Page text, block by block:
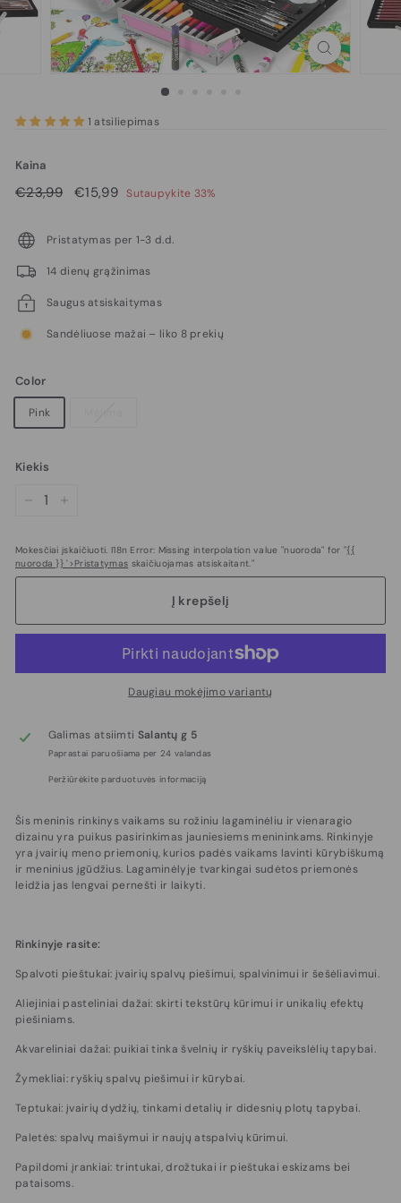
1 atsiliepimas
Kaina
Reguliari
€23,99€23,99
Pardavimo
€15,99 €15,99
Sutaupykite 33%
Pristatymas per 1-3 d.d.
14 dienų grąžinimas
Saugus atsiskaitymas
Sandėliuose mažai – liko 8 prekių
Color
Pink
Kiekis
Mokesčiai įskaičiuoti. I18n Error: Missing interpolation value "nuoroda" for "{{
nuoroda }} '>Pristatymas skaičiuojamas atsiskaitant."
Į krepšelį
Daugiau mokėjimo variantų
Galimas atsiimti Salantų g 5
Paprastai paruošiama per 24 valandas
Peržiūrėkite parduotuvės informaciją
Šis meninis rinkinys vaikams su rožiniu lagaminėliu ir vienaragio
dizainu yra puikus pasirinkimas jauniesiems menininkams. Rinkinyje
yra įvairių meno priemonių, kurios padės vaikams lavinti kūrybiškumą
ir meninius įgūdžius. Lagaminėlyje tvarkingai sudėtos priemonės
leidžia jas lengvai pernešti ir laikyti.
Rinkinyje rasite:
Spalvoti pieštukai: įvairių spalvų piešimui, spalvinimui ir šešėliavimui.
Aliejiniai pasteliniai dažai: skirti tekstūrų kūrimui ir unikalių efektų
piešiniams.
Akvareliniai dažai: puikiai tinka švelnių ir ryškių paveikslėlių tapybai.
Žymekliai: ryškių spalvų piešimui ir kūrybai.
Teptukai: įvairių dydžių, tinkami detalių ir didesnių plotų tapybai.
Paletės: spalvų maišymui ir naujų atspalvių kūrimui.
Papildomi įrankiai: trintukai, drožtukai ir pieštukai eskizams bei
pataisoms.